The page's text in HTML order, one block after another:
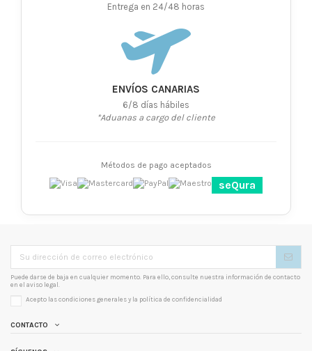
Entrega en 24/48 horas
ENVÍOS CANARIAS
6/8 días hábiles
*Aduanas a cargo del cliente
Métodos de pago aceptados
seQura
Puede darse de baja en cualquier momento. Para ello, consulte nuestra información de contacto
en el aviso legal.
Acepto las condiciones generales y la política de confidencialidad
CONTACTO